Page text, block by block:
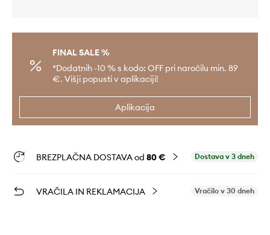
FINAL SALE %
*Dodatnih -10 % s kodo: OFF pri naročilu min. 89
€. Višji popusti v aplikaciji!
Aplikacija
BREZPLAČNA DOSTAVA od 80 € Dostava v 3 dneh
VRAČILA IN REKLAMACIJA Vračilo v 30 dneh